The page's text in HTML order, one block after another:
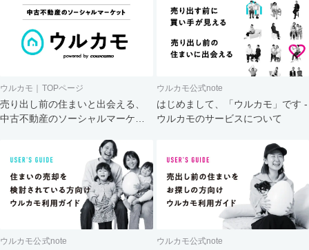
ウルカモ｜TOPページ
売り出し前の住まいと出会える、
中古不動産のソーシャルマーケッ
ウルカモ公式note
はじめまして、「ウルカモ」です -
ウルカモのサービスについて
ウルカモ公式note ウルカモ公式note